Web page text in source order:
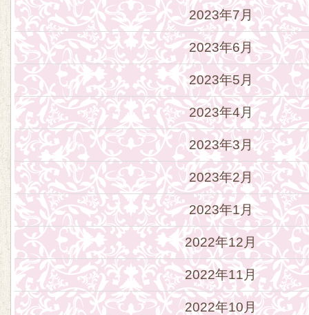
2023年7月
2023年6月
2023年5月
2023年4月
2023年3月
2023年2月
2023年1月
2022年12月
2022年11月
2022年10月